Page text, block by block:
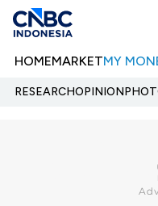
HOMEMARKETMY
RESEARCHOPINION